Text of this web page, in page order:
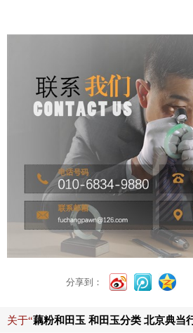
分享到：
关于“藕粉和田玉 和田玉分类 北京典当